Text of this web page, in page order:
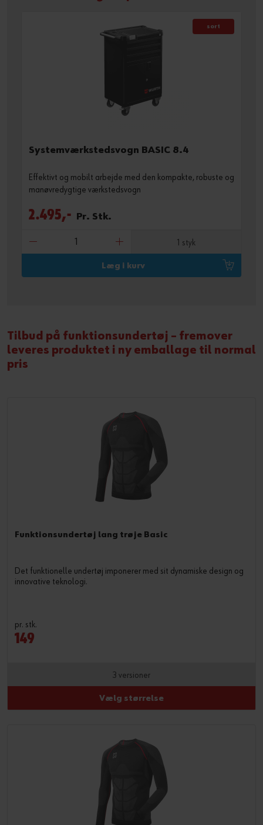
eller
Har du lyst til at være en online kunde?
Tilmeld dig her i tre enkle trin for at bruge alle funktionerne i
Bliv kunde / Opret online bruger
sort
Systemværkstedsvogn BASIC 8.4
Effektivt og mobilt arbejde med den kompakte, robuste og
manøvredygtige værkstedsvogn
2.495,- Pr. Stk.
1 styk
Læg i kurv
Tilbud på funktionsundertøj – fremover
leveres produktet i ny emballage til normal
pris
Funktionsundertøj lang trøje Basic
Det funktionelle undertøj imponerer med sit dynamiske design og
innovative teknologi.
pr. stk.
149
3 versioner
Vælg størrelse